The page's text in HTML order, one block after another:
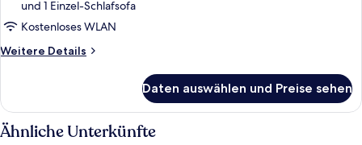
und 1 Einzel-Schlafsofa
Kostenloses WLAN
Weitere Details
Weitere
Level
2
Villas
Daten auswählen und Preise sehen
Ähnliche Unterkünfte